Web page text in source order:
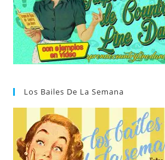
Los Bailes De La Semana